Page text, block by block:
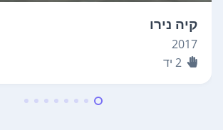
קיה נירו
2017
2 יד